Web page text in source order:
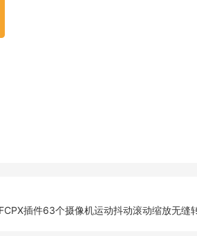
FCPX插件63个摄像机运动抖动滚动缩放无缝